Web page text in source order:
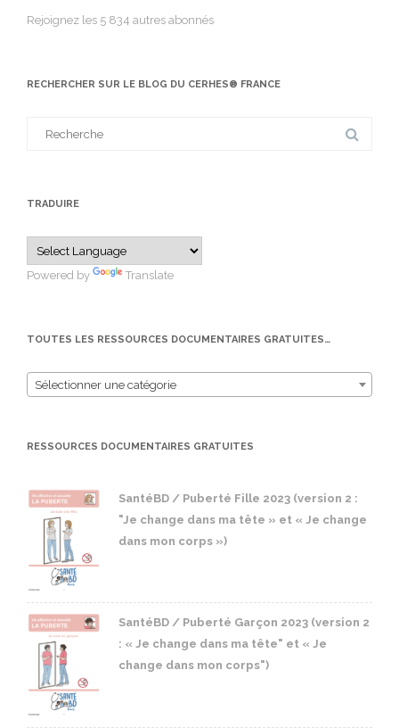
Rejoignez les 5 834 autres abonnés
RECHERCHER SUR LE BLOG DU CERHES® FRANCE
TRADUIRE
Powered by Translate
TOUTES LES RESSOURCES DOCUMENTAIRES GRATUITES…
Sélectionner une catégorie
RESSOURCES DOCUMENTAIRES GRATUITES
SantéBD / Puberté Fille 2023 (version 2 :
"Je change dans ma tête » et « Je change
dans mon corps »)
SantéBD / Puberté Garçon 2023 (version 2
: « Je change dans ma tête" et « Je
change dans mon corps")